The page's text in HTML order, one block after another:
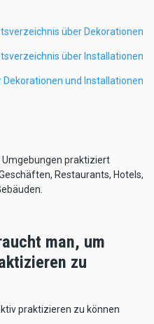
über Dekorationen
über Installationen
Dekorationen und Installationen
Umgebungen praktiziert
Restaurants, Hotels,
man, um
zu
praktizieren zu können